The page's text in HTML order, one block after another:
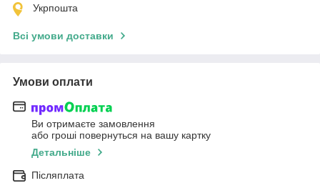
Укрпошта
Всі умови доставки
Умови оплати
Ви отримаєте замовлення
або гроші повернуться на вашу картку
Детальніше
Післяплата